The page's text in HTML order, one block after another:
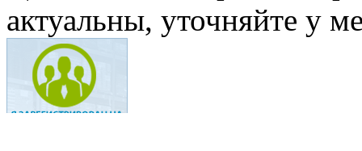
актуальны, уточняйте у